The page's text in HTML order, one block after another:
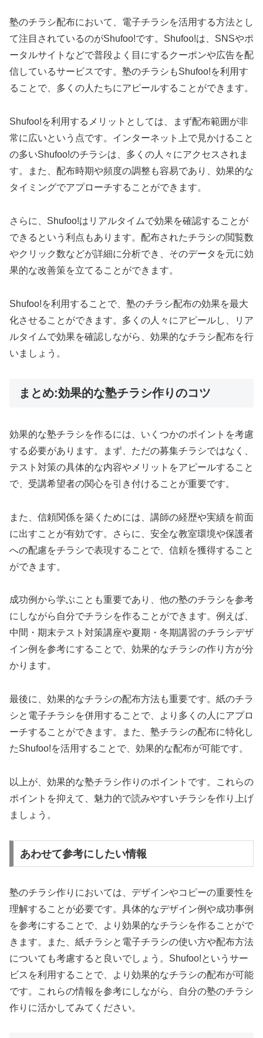
塾のチラシ配布において、電子チラシを活用する方法とし
て注目されているのがShufoo!です。Shufoo!は、SNSやポ
ータルサイトなどで普段よく目にするクーポンや広告を配
信しているサービスです。塾のチラシもShufoo!を利用す
ることで、多くの人たちにアピールすることができます。
Shufoo!を利用するメリットとしては、まず配布範囲が非
常に広いという点です。インターネット上で見かけること
の多いShufoo!のチラシは、多くの人々にアクセスされま
す。また、配布時期や頻度の調整も容易であり、効果的な
タイミングでアプローチすることができます。
さらに、Shufoo!はリアルタイムで効果を確認することが
できるという利点もあります。配布されたチラシの閲覧数
やクリック数などが詳細に分析でき、そのデータを元に効
果的な改善策を立てることができます。
Shufoo!を利用することで、塾のチラシ配布の効果を最大
化させることができます。多くの人々にアピールし、リア
ルタイムで効果を確認しながら、効果的なチラシ配布を行
いましょう。
まとめ:効果的な塾チラシ作りのコツ
効果的な塾チラシを作るには、いくつかのポイントを考慮
する必要があります。まず、ただの募集チラシではなく、
テスト対策の具体的な内容やメリットをアピールすること
で、受講希望者の関心を引き付けることが重要です。
また、信頼関係を築くためには、講師の経歴や実績を前面
に出すことが有効です。さらに、安全な教室環境や保護者
への配慮をチラシで表現することで、信頼を獲得すること
ができます。
成功例から学ぶことも重要であり、他の塾のチラシを参考
にしながら自分でチラシを作ることができます。例えば、
中間・期末テスト対策講座や夏期・冬期講習のチラシデザ
イン例を参考にすることで、効果的なチラシの作り方が分
かります。
最後に、効果的なチラシの配布方法も重要です。紙のチラ
シと電子チラシを併用することで、より多くの人にアプロ
ーチすることができます。また、塾チラシの配布に特化し
たShufoo!を活用することで、効果的な配布が可能です。
以上が、効果的な塾チラシ作りのポイントです。これらの
ポイントを抑えて、魅力的で読みやすいチラシを作り上げ
ましょう。
あわせて参考にしたい情報
塾のチラシ作りにおいては、デザインやコピーの重要性を
理解することが必要です。具体的なデザイン例や成功事例
を参考にすることで、より効果的なチラシを作ることがで
きます。また、紙チラシと電子チラシの使い方や配布方法
についても考慮すると良いでしょう。Shufoo!というサー
ビスを利用することで、より効果的なチラシの配布が可能
です。これらの情報を参考にしながら、自分の塾のチラシ
作りに活かしてみてください。